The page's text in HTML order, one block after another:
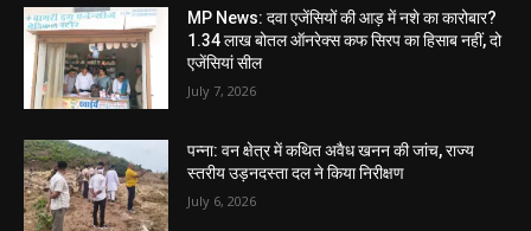
MP News: दवा एजेंसियों की आड़ में नशे का कारोबार?
1.34 लाख बोतल ऑनरेक्स कफ सिरप का हिसाब नहीं, दो
एजेंसियां सील
July 7, 2026
पन्ना: वन क्षेत्र में कथित अवैध खनन की जांच, राज्य
स्तरीय उड़नदस्ता दल ने किया निरीक्षण
July 6, 2026